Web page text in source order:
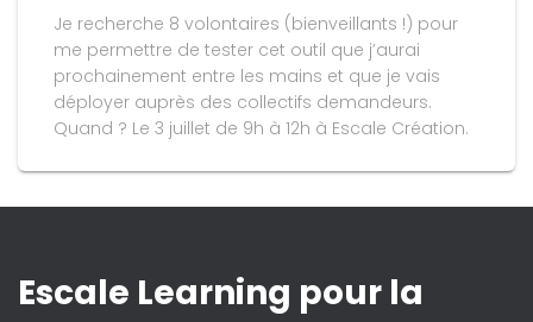
Je recherche 8 volontaires (bienveillants !) pour
me permettre de tester cet outil que j’aurai
prochainement entre les mains et que je vais
déployer auprès des collectifs demandeurs.
Quand ? Le 3 juillet de 9h à 12h à Escale Création.
Escale Learning pour la